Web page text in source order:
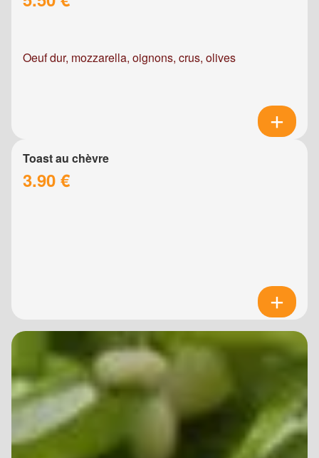
Oeuf dur, mozzarella, oignons, crus, olives
Toast au chèvre
3.90 €